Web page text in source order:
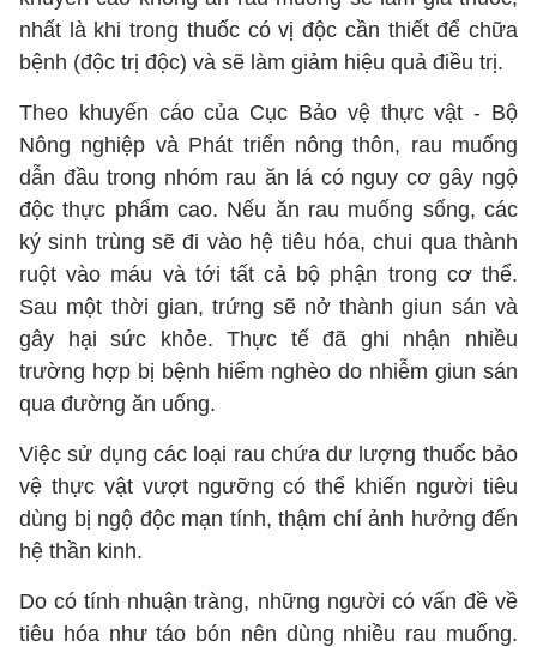
nhất là khi trong thuốc có vị độc cần thiết để chữa
bệnh (độc trị độc) và sẽ làm giảm hiệu quả điều trị.
Theo khuyến cáo của Cục Bảo vệ thực vật - Bộ
Nông nghiệp và Phát triển nông thôn, rau muống
dẫn đầu trong nhóm rau ăn lá có nguy cơ gây ngộ
độc thực phẩm cao. Nếu ăn rau muống sống, các
ký sinh trùng sẽ đi vào hệ tiêu hóa, chui qua thành
ruột vào máu và tới tất cả bộ phận trong cơ thể.
Sau một thời gian, trứng sẽ nở thành giun sán và
gây hại sức khỏe. Thực tế đã ghi nhận nhiều
trường hợp bị bệnh hiểm nghèo do nhiễm giun sán
qua đường ăn uống.
Việc sử dụng các loại rau chứa dư lượng thuốc bảo
vệ thực vật vượt ngưỡng có thể khiến người tiêu
dùng bị ngộ độc mạn tính, thậm chí ảnh hưởng đến
hệ thần kinh.
Do có tính nhuận tràng, những người có vấn đề về
tiêu hóa như táo bón nên dùng nhiều rau muống.